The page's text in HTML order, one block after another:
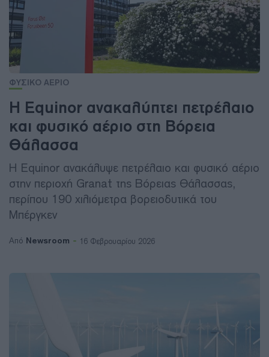
ΦΥΣΙΚΟ ΑΕΡΙΟ
Η Equinor ανακαλύπτει πετρέλαιο
και φυσικό αέριο στη Βόρεια
Θάλασσα
Η Equinor ανακάλυψε πετρέλαιο και φυσικό αέριο
στην περιοχή Granat της Βόρειας Θάλασσας,
περίπου 190 χιλιόμετρα βορειοδυτικά του
Μπέργκεν
Από Newsroom 16 Φεβρουαρίου 2026